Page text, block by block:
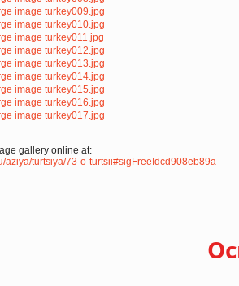
gallery online at:
aziya/turtsiya/73-o-turtsii#sigFreeIdcd908eb89a